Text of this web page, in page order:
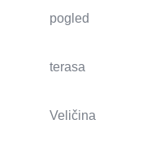
pogled
terasa
Veličina